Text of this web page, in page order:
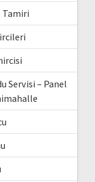
Tamiri
Servisi – Panel